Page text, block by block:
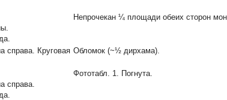
Непрочекан ¼ площади обеих сторон
справа. Круговая Обломок (~½ дирхама).
справа.
Фототабл. 1. Погнута.